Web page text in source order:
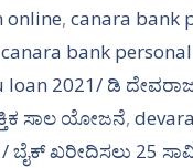
online, canara bank
canara bank
loan 2021/ ಡಿ
ಸಾಲ ಯೋಜನೆ,
/ ಬೈಕ್ ಖರೀದಿಸಲು 25